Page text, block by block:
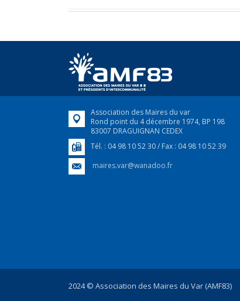
Association des Maires du var
Rond point du 4 décembre 1974, BP 198
83007 DRAGUIGNAN CEDEX
Tél. : 04 98 10 52 30 / Fax : 04 98 10 52 39
maires.var@wanadoo.fr
2024 © Association des Maires du Var (AMF83)